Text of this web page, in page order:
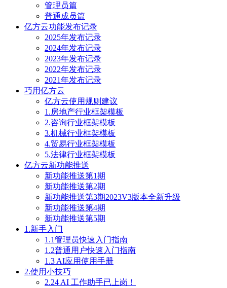
管理员篇
普通成员篇
亿方云功能发布记录
2025年发布记录
2024年发布记录
2023年发布记录
2022年发布记录
2021年发布记录
巧用亿方云
亿方云使用规则建议
1.房地产行业框架模板
2.咨询行业框架模板
3.机械行业框架模板
4.贸易行业框架模板
5.法律行业框架模板
亿方云新功能推送
新功能推送第1期
新功能推送第2期
新功能推送第3期2023V3版本全新升级
新功能推送第4期
新功能推送第5期
1.新手入门
1.1管理员快速入门指南
1.2普通用户快速入门指南
1.3 AI应用使用手册
2.使用小技巧
2.24 AI 工作助手已上岗！